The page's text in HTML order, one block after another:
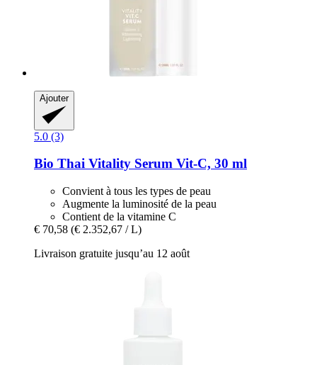
Ajouter
5.0 (3)
Bio Thai Vitality Serum Vit-​C, 30 ml
Convient à tous les types de peau
Augmente la luminosité de la peau
Contient de la vitamine C
€ 70,58 (€ 2.352,67 / L)
Livraison gratuite jusqu’au 12 août